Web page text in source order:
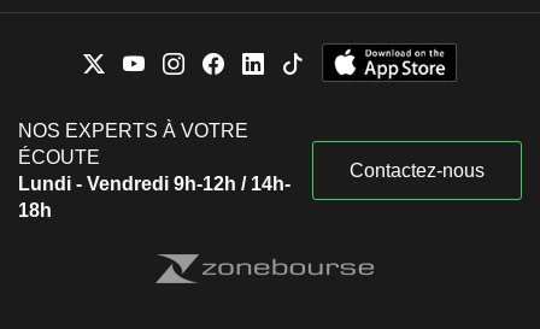
NOS EXPERTS À VOTRE
ÉCOUTE
Lundi - Vendredi 9h-12h / 14h-
18h
Contactez-nous